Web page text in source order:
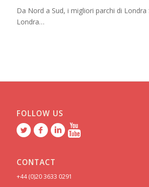
Da Nord a Sud, i migliori parchi di Londra
Londra…
FOLLOW US
CONTACT
+44 (0)20 3633 0291